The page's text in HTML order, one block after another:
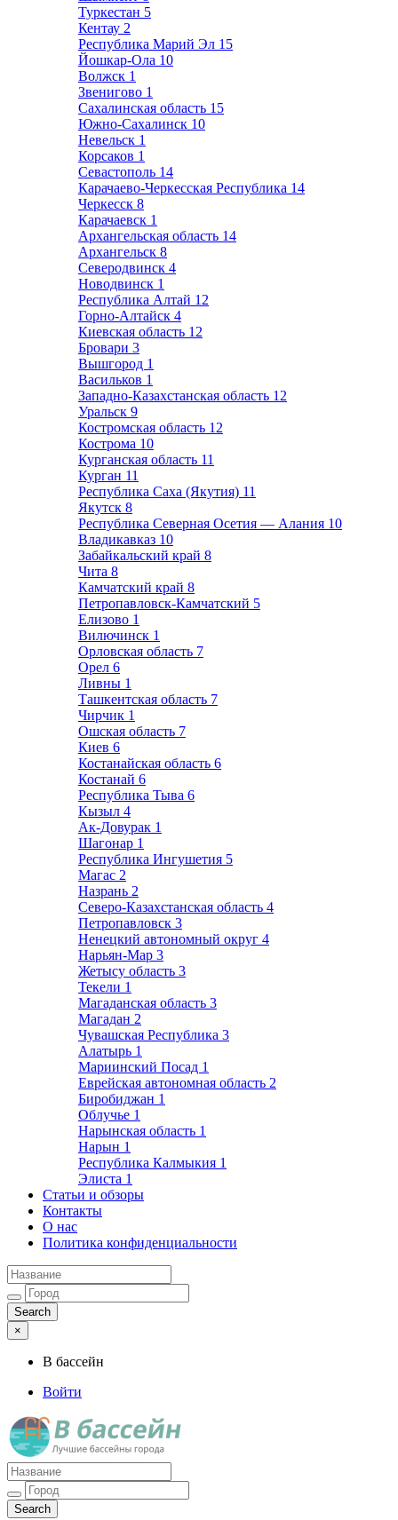
Туркестан 5
Кентау 2
Республика Марий Эл 15
Йошкар-Ола 10
Волжск 1
Звенигово 1
Сахалинская область 15
Южно-Сахалинск 10
Невельск 1
Корсаков 1
Севастополь 14
Карачаево-Черкесская Республика 14
Черкесск 8
Карачаевск 1
Архангельская область 14
Архангельск 8
Северодвинск 4
Новодвинск 1
Республика Алтай 12
Горно-Алтайск 4
Киевская область 12
Бровари 3
Вышгород 1
Васильков 1
Западно-Казахстанская область 12
Уральск 9
Костромская область 12
Кострома 10
Курганская область 11
Курган 11
Республика Саха (Якутия) 11
Якутск 8
Республика Северная Осетия — Алания 10
Владикавказ 10
Забайкальский край 8
Чита 8
Камчатский край 8
Петропавловск-Камчатский 5
Елизово 1
Вилючинск 1
Орловская область 7
Орел 6
Ливны 1
Ташкентская область 7
Чирчик 1
Ошская область 7
Киев 6
Костанайская область 6
Костанай 6
Республика Тыва 6
Кызыл 4
Ак-Довурак 1
Шагонар 1
Республика Ингушетия 5
Магас 2
Назрань 2
Северо-Казахстанская область 4
Петропавловск 3
Ненецкий автономный округ 4
Нарьян-Мар 3
Жетысу область 3
Текели 1
Магаданская область 3
Магадан 2
Чувашская Республика 3
Алатырь 1
Мариинский Посад 1
Еврейская автономная область 2
Биробиджан 1
Облучье 1
Нарынская область 1
Нарын 1
Республика Калмыкия 1
Элиста 1
Статьи и обзоры
Контакты
О нас
Политика конфиденциальности
×
В бассейн
Войти
Лучшие бассейны города